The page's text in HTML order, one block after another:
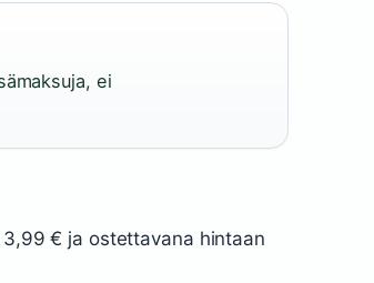
ei
€ ja ostettavana hintaan